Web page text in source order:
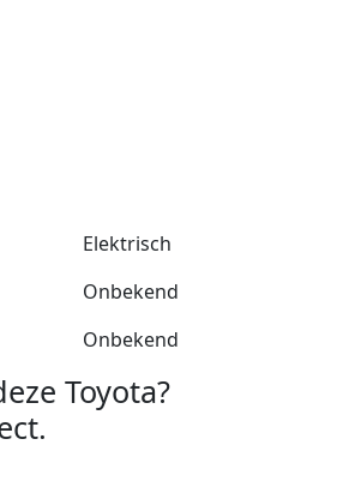
Elektrisch
Onbekend
Onbekend
Toyota?
.